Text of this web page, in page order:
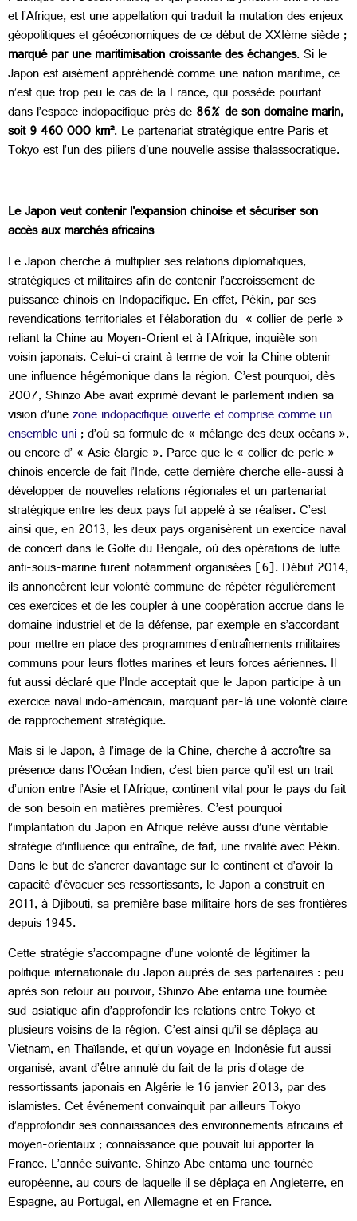
et l’Afrique, est une appellation qui traduit la mutation des enjeux
géopolitiques et géoéconomiques de ce début de XXIème siècle ;
marqué par une maritimisation croissante des échanges. Si le
Japon est aisément appréhendé comme une nation maritime, ce
n’est que trop peu le cas de la France, qui possède pourtant
dans l’espace indopacifique près de86% de son domaine marin,
soit 9 460 000 km². Le partenariat stratégique entre Paris et
Tokyo est l’un des piliers d'une nouvelle assise thalassocratique.
Le Japon veut contenir l'expansion chinoise et sécuriser son
accès aux marchés africains
Le Japon cherche à multiplier ses relations diplomatiques,
stratégiques et militaires afin de contenir l’accroissement de
puissance chinois en Indopacifique. En effet, Pékin, par ses
revendications territoriales et l’élaboration du « collier de perle »
reliant la Chine au Moyen-Orient et à l’Afrique, inquiète son
voisin japonais. Celui-ci craint à terme de voir la Chine obtenir
une influence hégémonique dans la région. C’est pourquoi, dès
2007, Shinzo Abe avait exprimé devant le parlement indien sa
vision d’unezone indopacifique ouverte et comprise comme un
ensemble uni; d’où sa formule de « mélange des deux océans »,
ou encore d’ « Asie élargie ». Parce que le « collier de perle »
chinois encercle de fait l’Inde, cette dernière cherche elle-aussi à
développer de nouvelles relations régionales et un partenariat
stratégique entre les deux pays fut appelé à se réaliser. C’est
ainsi que, en 2013, les deux pays organisèrent un exercice naval
de concert dans le Golfe du Bengale, où des opérations de lutte
anti-sous-marine furent notamment organisées [6]. Début 2014,
ils annoncèrent leur volonté commune de répéter régulièrement
ces exercices et de les coupler à une coopération accrue dans le
domaine industriel et de la défense, par exemple en s’accordant
pour mettre en place des programmes d’entraînements militaires
communs pour leurs flottes marines et leurs forces aériennes. Il
fut aussi déclaré que l’Inde acceptait que le Japon participe à un
exercice naval indo-américain, marquant par-là une volonté claire
de rapprochement stratégique.
Mais si le Japon, à l’image de la Chine, cherche à accroître sa
présence dans l’Océan Indien, c’est bien parce qu’il est un trait
d’union entre l’Asie et l’Afrique, continent vital pour le pays du fait
de son besoin en matières premières. C’est pourquoi
l’implantation du Japon en Afrique relève aussi d’une véritable
stratégie d’influence qui entraîne, de fait, une rivalité avec Pékin.
Dans le but de s’ancrer davantage sur le continent et d’avoir la
capacité d’évacuer ses ressortissants, le Japon a construit en
2011, à Djibouti, sa première base militaire hors de ses frontières
depuis 1945.
Cette stratégie s’accompagne d’une volonté de légitimer la
politique internationale du Japon auprès de ses partenaires : peu
après son retour au pouvoir, Shinzo Abe entama une tournée
sud-asiatique afin d’approfondir les relations entre Tokyo et
plusieurs voisins de la région. C’est ainsi qu’il se déplaça au
Vietnam, en Thaïlande, et qu’un voyage en Indonésie fut aussi
organisé, avant d’être annulé du fait de la pris d’otage de
ressortissants japonais en Algérie le 16 janvier 2013, par des
islamistes. Cet événement convainquit par ailleurs Tokyo
d’approfondir ses connaissances des environnements africains et
moyen-orientaux ; connaissance que pouvait lui apporter la
France. L’année suivante, Shinzo Abe entama une tournée
européenne, au cours de laquelle il se déplaça en Angleterre, en
Espagne, au Portugal, en Allemagne et en France.